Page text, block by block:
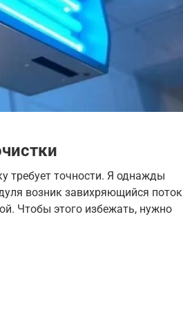
требует точности. Я однажды
возник завихряющийся поток
Чтобы этого избежать, нужно